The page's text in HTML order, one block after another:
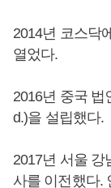
2014년 코스닥
열었다.
2016년 중국 법
d.)을 설립했다.
2017년 서울 강
사를 이전했다.